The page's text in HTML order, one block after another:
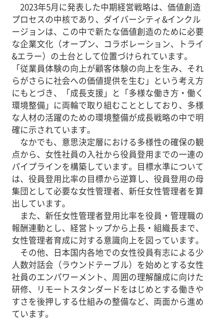
2023年5月に発表した中期経営戦略は、価値創造
プロセスの中核であり、ダイバーシティ&インクル
ージョンは、この中で新たな価値創造のために必要
な企業文化（オープン、コラボレーション、トライ
&エラー）の土台として位置づけられています。
「従業員体験の向上が顧客体験の向上を生み、それ
らがさらに社会への価値提供を生む」という考え方
にもとづき、「成長支援」と「多様な働き方・働く
環境整備」に両輪で取り組むこととしており、多様
な人材の活躍のための環境整備が成長戦略の中で明
確に示されています。
なかでも、意思決定層における多様性の確保の観
点から、女性社員の入社から役員登用までの一連の
パイプラインを構築しています。目標水準について
は、役員登用比率の目標から逆算し、役員登用の母
集団として必要な女性管理者、新任女性管理者を算
出しています。
また、新任女性管理者登用比率を役員・管理職の
報酬連動とし、経営トップから上長・組織長まで、
女性管理者育成に対する意識向上を図っています。
その他、日本国内各地での女性役員有志による少
人数対話会（ラウンドテーブル）を始めとする女性
社員のエンパワーメント、周囲の理解醸成に向けた
研修、リモートスタンダードをはじめとする働きや
すさを後押しする仕組みの整備など、両面から進め
ています。